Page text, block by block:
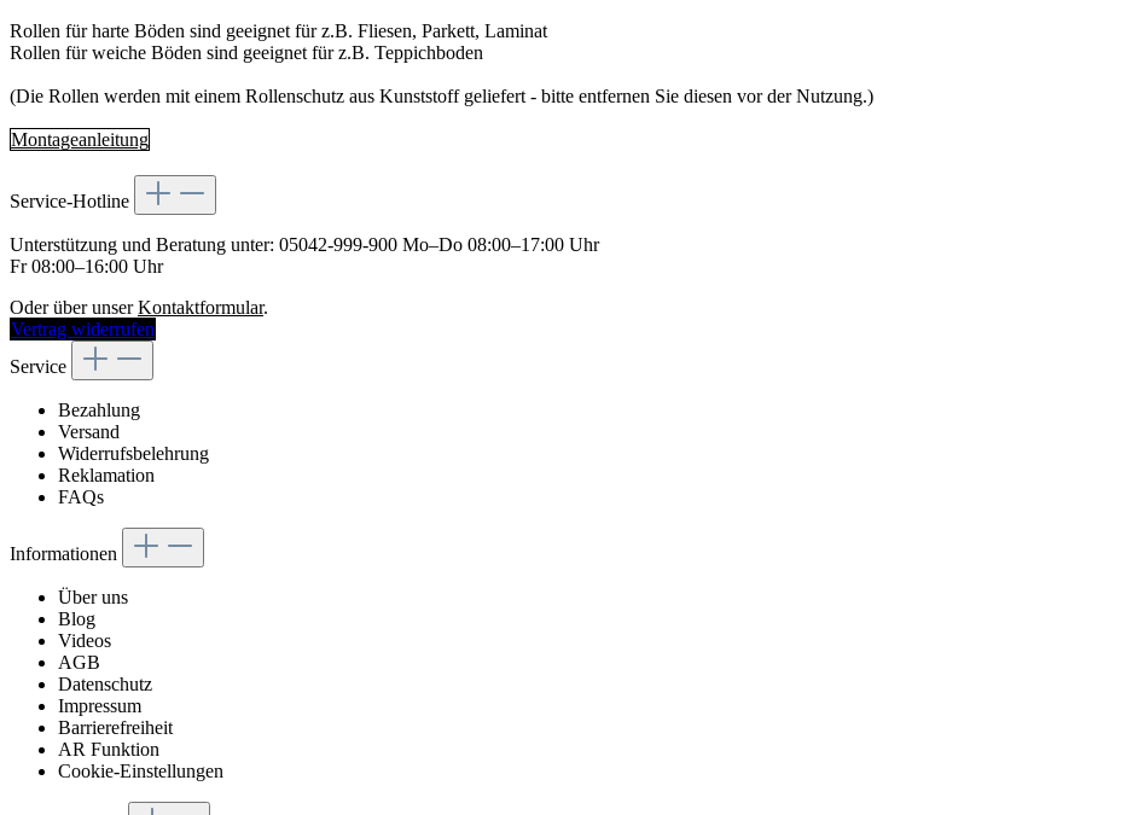
Rollen für harte Böden sind geeignet für z.B. Fliesen, Parkett, Laminat
Rollen für weiche Böden sind geeignet für z.B. Teppichboden
(Die Rollen werden mit einem Rollenschutz aus Kunststoff geliefert - bitte entfernen Sie diesen vor der Nutzung.)
Montageanleitung
Service-Hotline
Unterstützung und Beratung unter: 05042-999-900 Mo–Do 08:00–17:00 Uhr
Fr 08:00–16:00 Uhr
Oder über unserKontaktformular.
Vertrag widerrufen
Service
Bezahlung
Versand
Widerrufsbelehrung
Reklamation
FAQs
Informationen
Über uns
Blog
Videos
AGB
Datenschutz
Impressum
Barrierefreiheit
AR Funktion
Cookie-Einstellungen